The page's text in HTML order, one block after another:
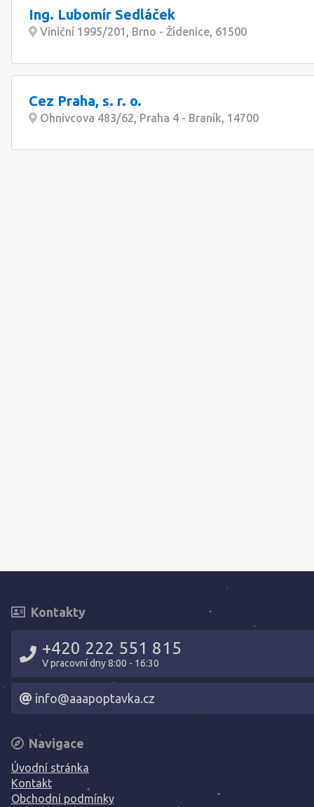
Ing. Lubomír Sedláček
Viniční 1995/201, Brno - Židenice, 61500
Cez Praha, s. r. o.
Ohnivcova 483/62, Praha 4 - Braník, 14700
Kontakty
+420 222 551 815
V pracovní dny 8:00 - 16:30
info@aaapoptavka.cz
Navigace
Úvodní stránka
Kontakt
Obchodní podmínky